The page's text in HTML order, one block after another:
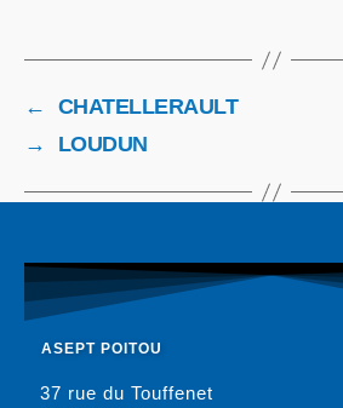
←
CHATELLERAULT
→
LOUDUN
ASEPT POITOU
37 rue du Touffenet